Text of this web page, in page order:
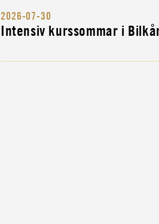
2026-07-30
Intensiv kurssommar i